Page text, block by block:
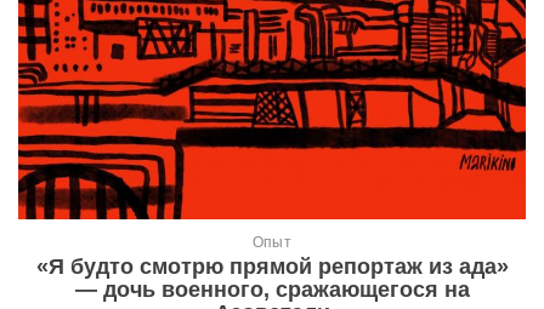
Опыт
«Я будто смотрю прямой репортаж из ада»
— дочь военного, сражающегося на